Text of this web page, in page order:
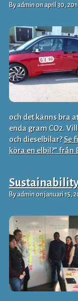
By admin on april 30,
och det känns bra
enda gram CO2.
och dieselbilar?Se
köra en elbil?” från
By admin on januari 15,